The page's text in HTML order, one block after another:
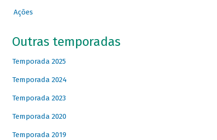
Ações
Outras temporadas
Temporada 2025
Temporada 2024
Temporada 2023
Temporada 2020
Temporada 2019